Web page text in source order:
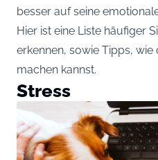
besser auf seine
Hier ist eine Liste häufiger
erkennen, sowie Tipps, wie
machen kannst.
Stress